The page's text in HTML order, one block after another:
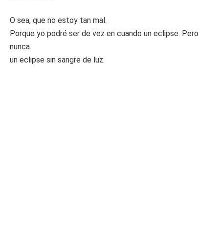
O sea, que no estoy tan mal.
Porque yo podré ser de vez en cuando un eclipse. Pero
nunca
un eclipse sin sangre de luz.